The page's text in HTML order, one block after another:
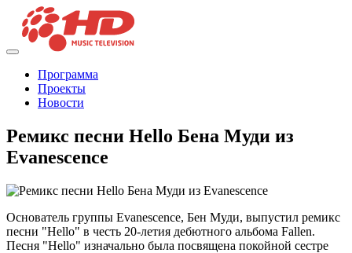
Программа
Проекты
Новости
Ремикс песни Hello Бена Муди из
Evanescence
Основатель группы Evanescence, Бен Муди, выпустил ремикс
песни "Hello" в честь 20-летия дебютного альбома Fallen.
Песня "Hello" изначально была посвящена покойной сестре